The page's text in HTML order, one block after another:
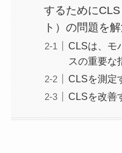
するために
ト）の問題を解
CLSは、モ
スの重要な
CLSを測定
CLSを改善